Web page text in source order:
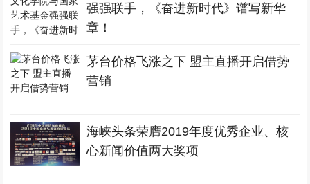
强强联手，《奋进新时代》谱写新华
章！
茅台价格飞涨之下 盟主直播开启借势
营销
海峡头条荣膺2019年度优秀企业、核
心新闻价值两大奖项